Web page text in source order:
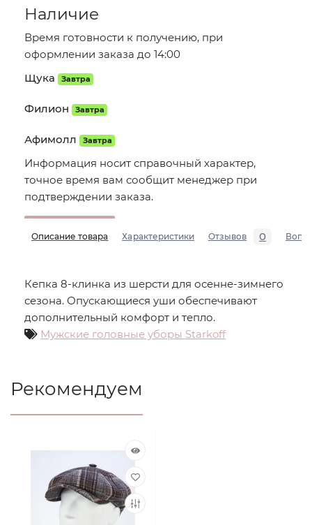
Наличие
Время готовности к получению, при
оформлении заказа до 14:00
Щука
Завтра
Филион Завтра
Афимолл Завтра
Информация носит справочный характер,
точное время вам сообщит менеджер при
подтверждении заказа.
Описание товара Характеристики Отзывов 0
Кепка 8-клинка из шерсти для осенне-зимнего
сезона. Опускающиеся уши обеспечивают
дополнительный комфорт и тепло.
Мужские головные уборы Starkoff
Рекомендуем